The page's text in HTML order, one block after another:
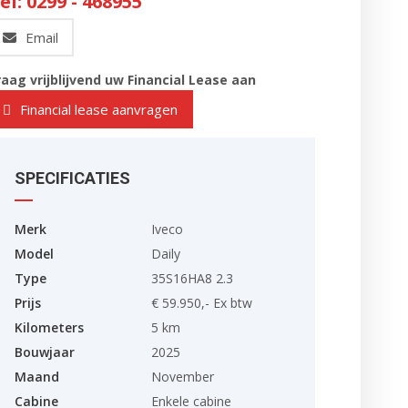
Email
vrijblijvend uw Financial Lease aan
Financial lease aanvragen
SPECIFICATIES
Merk
Iveco
Model
Daily
Type
35S16HA8 2.3
Prijs
€ 59.950,- Ex btw
Kilometers
5 km
Bouwjaar
2025
Maand
November
Cabine
Enkele cabine